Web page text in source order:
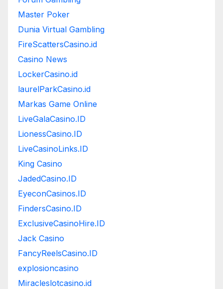
Master Poker
Dunia Virtual Gambling
FireScattersCasino.id
Casino News
LockerCasino.id
laurelParkCasino.id
Markas Game Online
LiveGalaCasino.ID
LionessCasino.ID
LiveCasinoLinks.ID
King Casino
JadedCasino.ID
EyeconCasinos.ID
FindersCasino.ID
ExclusiveCasinoHire.ID
Jack Casino
FancyReelsCasino.ID
explosioncasino
Miracleslotcasino.id